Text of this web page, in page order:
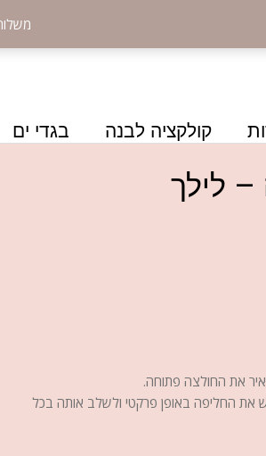
משלוח
קולקציה לבנה בגדי ים
לילך
את החולצה פתוחה.
החליפה באופן פרקטי ולשלב אותה בכל